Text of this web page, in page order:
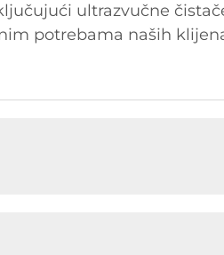
ultrazvučne
potrebama naših